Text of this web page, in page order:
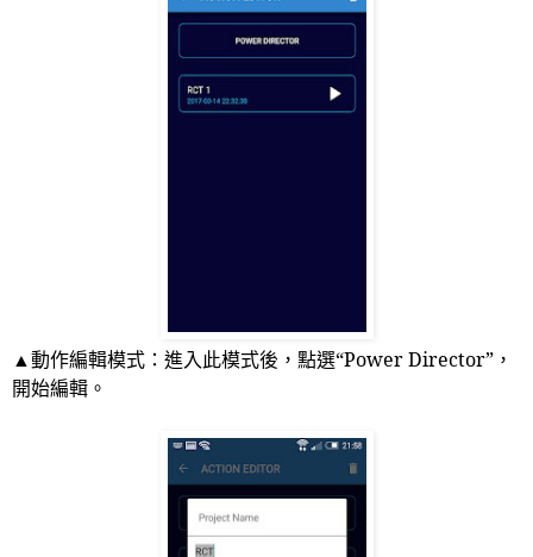
▲動作編輯模式：進入此模式後，點選“Power Director”，
開始編輯。